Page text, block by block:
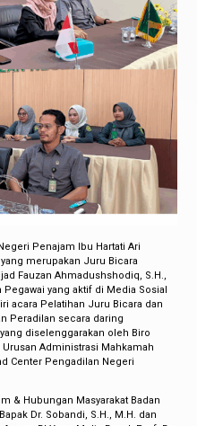
Penajam Ibu Hartati Ari
merupakan Juru Bicara
Fauzan Ahmadushshodiq, S.H.,
yang aktif di Media Sosial
acara Pelatihan Juru Bicara dan
Peradilan secara daring
diselenggarakan oleh Biro
Administrasi Mahkamah
Center Pengadilan Negeri
& Hubungan Masyarakat Badan
Dr. Sobandi, S.H., M.H. dan